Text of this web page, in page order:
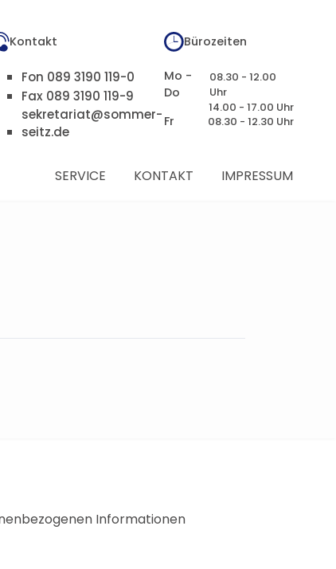
Kontakt
Fon 089 3190 119-0
Fax 089 3190 119-9
sekretariat@sommer-
seitz.de
Bürozeiten
Mo -
Do
08.30 - 12.00
Uhr
14.00 - 17.00 Uhr
Fr 08.30 - 12.30 Uhr
SERVICE KONTAKT IMPRESSUM
Informationen